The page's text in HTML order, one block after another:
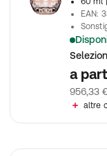
EAN:
Jimmy
a
956,33
altre